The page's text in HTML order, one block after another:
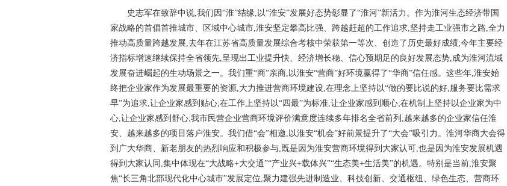
史志军在致辞中说,我们因“淮”结缘,以“淮安”发展好态势彰显了“淮河”新活力。作为淮河生态经济带国
家战略的首倡首推城市、区域中心城市,淮安坚定攀高比强、跨越赶超的工作追求,坚持走工业强市之路,全力
推动高质量跨越发展,去年在江苏省高质量发展综合考核中荣获第一等次、创造了历史最好成绩;今年主要经
济指标增速继续保持全省领先,呈现出工业提升快、经济增长稳、信心预期足的良好发展态势,成为淮河流域
发展奋进崛起的生动场景之一。我们重“商”亲商,以淮安“营商”好环境赢得了“华商”信任感。这些年,淮安始
终把企业家作为发展最重要的资源,大力推进营商环境建设,在理念上坚持以“做的要比说的好,服务要比需求
早”为追求,让企业家感到贴心;在工作上坚持以“四最”为标准,让企业家感到顺心;在机制上坚持以企业家为中
心,让企业家感到舒心;我市民营企业营商环境评价满意度连续多年排名全省前列,越来越多的企业家信任淮
安、越来越多的项目落户淮安。我们借“会”相邀,以淮安“机会”好前景提升了“大会”吸引力。淮河华商大会得
到广大华商、新老朋友的热烈响应和积极参与,既是因为淮安营商环境得到大家认可,也是因为淮安发展机遇
得到大家认同,集中体现在“大战略+大交通”“产业兴+载体兴”“生态美+生活美”的机遇。特别是当前,淮安聚
焦“长三角北部现代化中心城市”发展定位,聚力建强先进制造业、科技创新、交通枢纽、绿色生态、营商环